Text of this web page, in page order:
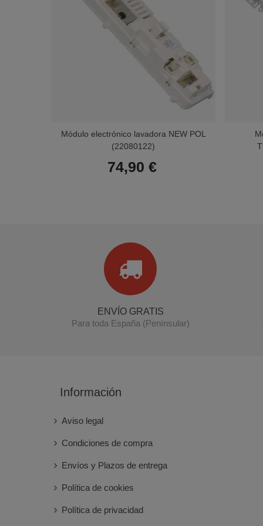
Módulo electrónico lavadora NEW POL
(22080122)
74,90 €
ENVÍO GRATIS
Para toda España (Penínsular)
Información
Aviso legal
Condiciones de compra
Envíos y Plazos de entrega
Política de cookies
Política de privacidad